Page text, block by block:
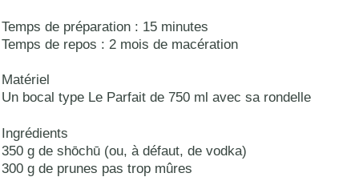
Temps de préparation : 15 minutes
Temps de repos : 2 mois de macération
Matériel
Un bocal type Le Parfait de 750 ml avec sa rondelle
Ingrédients
350 g de shōchū (ou, à défaut, de vodka)
300 g de prunes pas trop mûres